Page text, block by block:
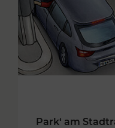
Park‘ am